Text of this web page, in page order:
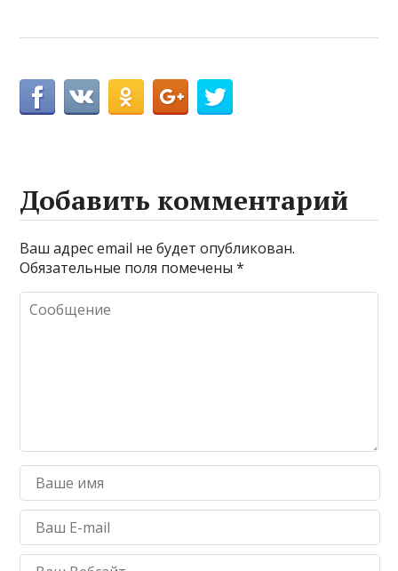
Добавить комментарий
Ваш адрес email не будет опубликован.
Обязательные поля помечены*